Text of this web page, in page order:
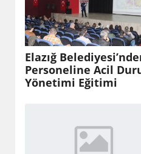
Elazığ
Personeline Acil
Yönetimi Eğitimi